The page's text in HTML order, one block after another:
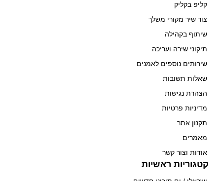
קליפ בקליק
צור שיר מקורי משלך
שיתוף בקהילה
תיקוני שירה ועריכה
שירותים נוספים לאמנים
שאלות תשובות
הצהרת נגישות
מדיניות פרטיות
תקנון אתר
מאמרים
אודות וצור קשר
קטגוריות ראשיות